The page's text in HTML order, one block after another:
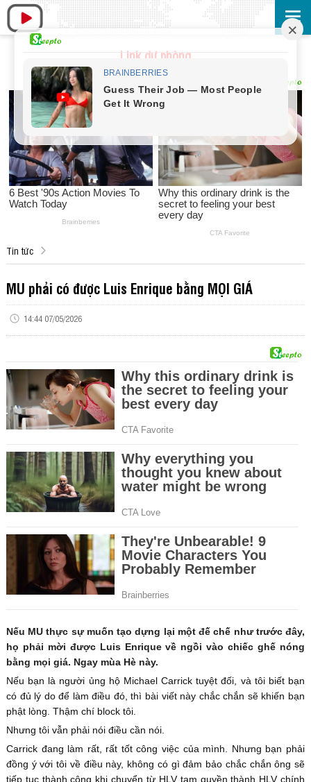
Link dự phòng
Tin tức
MU phải có được Luis Enrique bằng MỌI GIÁ
14:44 07/05/2026
Nếu MU thực sự muốn tạo dựng lại một đế chế như trước đây,
họ phải mời được Luis Enrique về ngồi vào chiếc ghế nóng
bằng mọi giá. Ngay mùa Hè này.
Nếu bạn là người ủng hộ Michael Carrick tuyệt đối, và tôi biết bạn
có đủ lý do để làm điều đó, thì bài viết này chắc chắn sẽ khiến bạn
phật lòng. Thậm chí block tôi.
Nhưng tôi vẫn phải nói điều cần nói.
Carrick đang làm rất, rất tốt công việc của mình. Nhưng bạn phải
đồng ý với tôi về điều này, không có gì đảm bảo chắc chắn ông sẽ
tiếp tục thành công khi chuyển từ HLV tạm quyền thành HLV chính